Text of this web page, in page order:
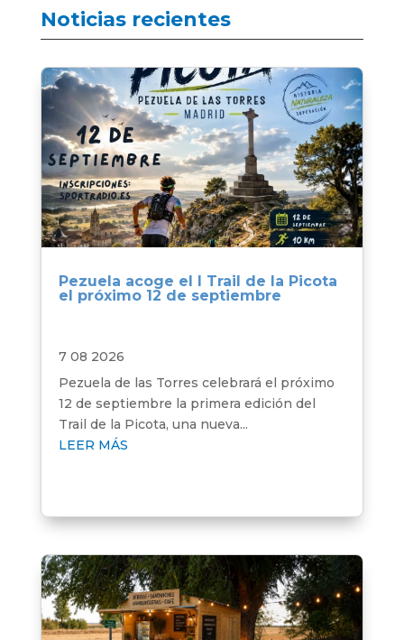
Noticias recientes
Pezuela acoge el I Trail de la Picota
el próximo 12 de septiembre
7 08 2026
Pezuela de las Torres celebrará el próximo
12 de septiembre la primera edición del
Trail de la Picota, una nueva...
LEER MÁS